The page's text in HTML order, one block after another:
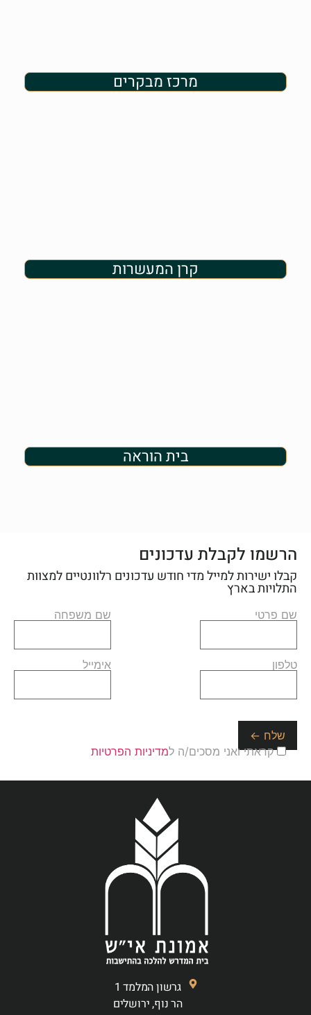
מרכז מבקרים
קרן המעשרות
בית הוראה
הרשמו לקבלת עדכונים
קבלו ישירות למייל מדי חודש עדכונים רלוונטיים למצוות
התלויות בארץ
שם פרטי שם משפחה
טלפון אימייל
קראתי ואני מסכים/ה למדיניות הפרטיות
גרשון המלמד 1
הר נוף, ירושלים